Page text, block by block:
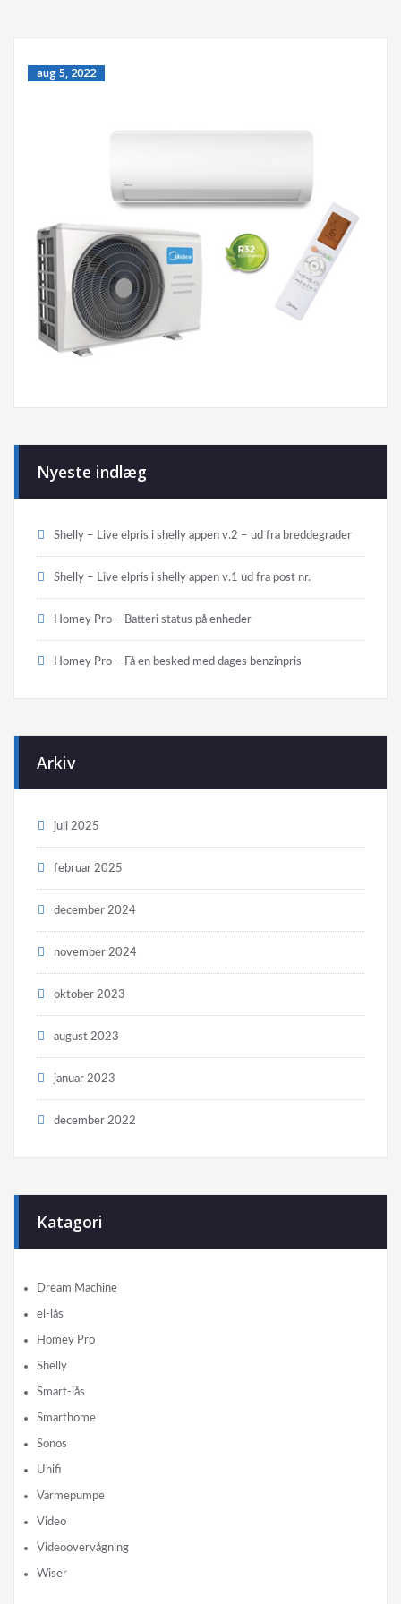
aug 5, 2022
Nyeste indlæg
Shelly – Live elpris i shelly appen v.2 – ud fra breddegrader
Shelly – Live elpris i shelly appen v.1 ud fra post nr.
Homey Pro – Batteri status på enheder
Homey Pro – Få en besked med dages benzinpris
Arkiv
juli 2025
februar 2025
december 2024
november 2024
oktober 2023
august 2023
januar 2023
december 2022
Katagori
Dream Machine
el-lås
Homey Pro
Shelly
Smart-lås
Smarthome
Sonos
Unifi
Varmepumpe
Video
Videoovervågning
Wiser